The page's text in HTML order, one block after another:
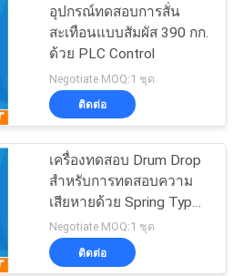
คลือบแล็บ
50
ามชื้นห้อง
อุปกรณ์ทดสอบการสั่น
สะเทือนแบบสัมผัส 390 กก.
ด้วย PLC Control
Negotiate MOQ:1 ชุด
ติดต่อ
เครื่องทดสอบ Drum Drop
สำหรับการทดสอบความ
เสียหายด้วย Spring Type
1.79kg / mm
Negotiate MOQ:1 ชุด
ติดต่อ